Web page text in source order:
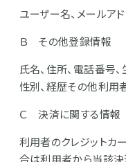
ユーザー名、メールア
Ｂ その他登録情報
氏名、住所、電話番号
性別、経歴その他利用
Ｃ 決済に関する情報
利用者のクレジットカ
合は利用者から当該決